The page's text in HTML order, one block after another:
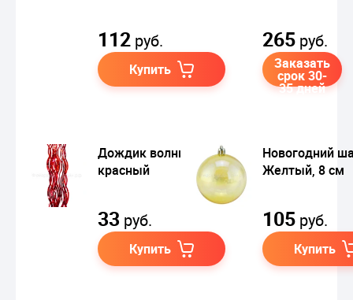
112 руб.
Купить
265 руб.
Заказать
срок 30-
35 дней
Дождик волнистый
красный
33 руб.
Купить
Новогодний
Желтый, 8 см
105 руб.
Купить